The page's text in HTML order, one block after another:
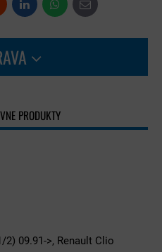
LinkedInWhatsApp
E-
mail
PRODUKTY
2) 09.91->, Renault Clio